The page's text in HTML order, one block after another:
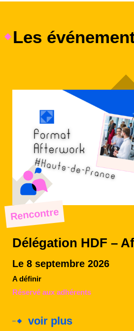
Les
Rencontre
Délégation HDF –
Le 8 septembre 2026
A définir
Réservé aux adhérents
voir plus